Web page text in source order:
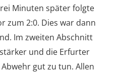
Minuten später folgte
zum 2:0. Dies war dann
Im zweiten Abschnitt
und die Erfurter
gut zu tun. Allen